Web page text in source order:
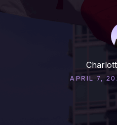
APRIL 7,